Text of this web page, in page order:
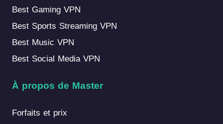
Best Gaming VPN
Best Sports Streaming VPN
Best Music VPN
Best Social Media VPN
À propos de Master
Forfaits et prix